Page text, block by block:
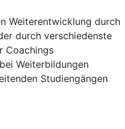
Weiterentwicklung durch
durch verschiedenste
Coachings
Weiterbildungen
Studiengängen